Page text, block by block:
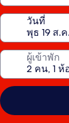
วันที่
ผู้เข้าพัก